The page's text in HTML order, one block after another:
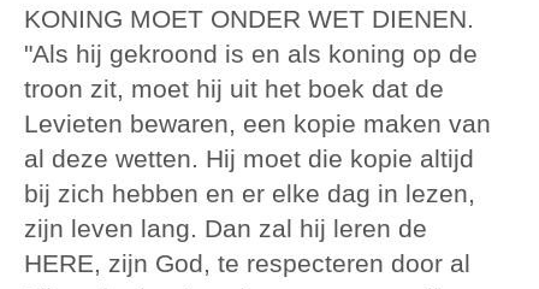
KONING MOET ONDER WET DIENEN.
"Als hij gekroond is en als koning op de
troon zit, moet hij uit het boek dat de
Levieten bewaren, een kopie maken van
al deze wetten. Hij moet die kopie altijd
bij zich hebben en er elke dag in lezen,
zijn leven lang. Dan zal hij leren de
HERE, zijn God, te respecteren door al